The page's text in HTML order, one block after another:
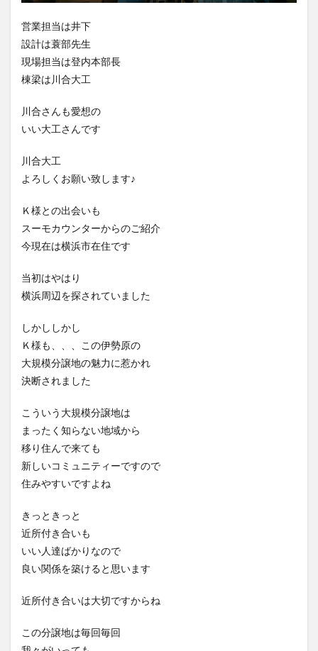
営業担当は井下
設計は蓑部先生
現場担当は登内本部長
棟梁は川合大工
川合さんも愛想の
いい大工さんです
川合大工
よろしくお願い致します♪
Ｋ様との出会いも
スーモカウンターからのご紹介
今現在は横浜市在住です
当初はやはり
横浜周辺を探されていました
しかししかし
Ｋ様も、、、この伊勢原の
大規模分譲地の魅力に惹かれ
決断されました
こういう大規模分譲地は
まったく知らない地域から
移り住んで来ても
新しいコミュニティーですので
住みやすいですよね
きっときっと
近所付き合いも
いい人達ばかりなので
良い関係を築けると思います
近所付き合いは大切ですからね
この分譲地は毎回毎回